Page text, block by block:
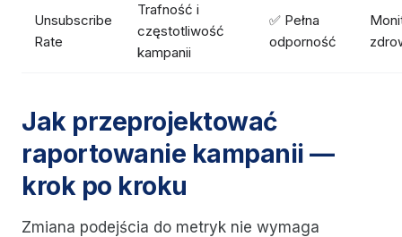
Unsubscribe
Rate
Trafność i
częstotliwość
kampanii
✅ Pełna
odporność
Jak przeprojektować
raportowanie kampanii —
krok po kroku
Zmiana podejścia do metryk nie wymaga